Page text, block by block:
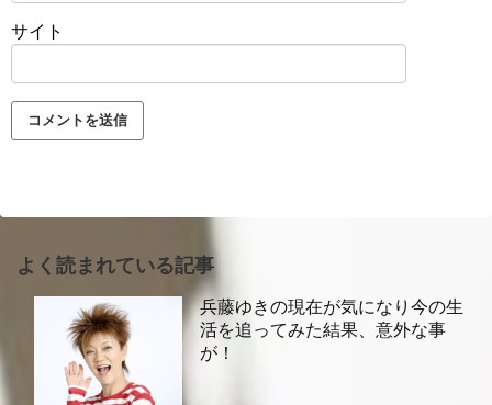
サイト
よく読まれている記事
兵藤ゆきの現在が気になり今の生
活を追ってみた結果、意外な事
が！